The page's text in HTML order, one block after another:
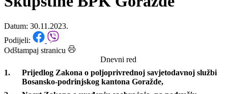
Održana 9. redovna sjednica
Skupštine BPK Goražde
Datum: 30.11.2023.
Podijeli:
Odštampaj stranicu
Dnevni red